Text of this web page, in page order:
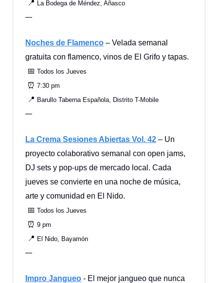
📍 La Bodega de Méndez, Añasco
—
Noches de Flamenco – Velada semanal
gratuita con flamenco, vinos de El Grifo y tapas.
📅 Todos los Jueves
⏰ 7:30 pm
📍 Barullo Taberna Española, Distrito T-Mobile
—
La Crema Sesiones Abiertas Vol. 42 – Un
proyecto colaborativo semanal con open jams,
DJ sets y pop-ups de mercado local. Cada
jueves se convierte en una noche de música,
arte y comunidad en El Nido.
📅 Todos los Jueves
⏰ 9 pm
📍 El Nido, Bayamón
—
Impro Jangueo - El mejor jangueo que nunca